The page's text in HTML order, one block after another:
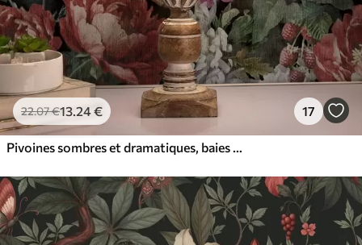
22.07€13.24€ 17
Pivoines sombres et dramatiques, baies et papillon sur fond noir